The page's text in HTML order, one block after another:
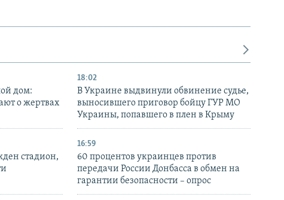
дом:
о жертвах
18:02
В Украине выдвинули обвинение судье,
выносившего приговор бойцу ГУР МО
Украины, попавшего в плен в Крыму
стадион,
16:59
60 процентов украинцев против
передачи России Донбасса в обмен на
гарантии безопасности – опрос